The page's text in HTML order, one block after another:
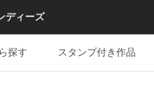
ディーズ
探す スタンプ付き作品